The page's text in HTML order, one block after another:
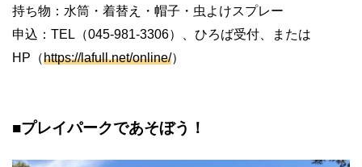
持ち物：水筒・着替え・帽子・虫よけスプレー
申込：TEL（045-981-3306）、ひろば受付、または
HP（https://lafull.net/online/）
■プレイパークであそぼう！